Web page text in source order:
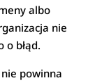
albo
nie
o błąd.
powinna